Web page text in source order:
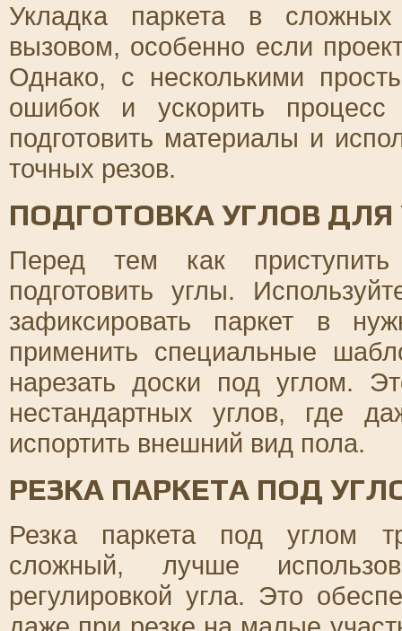
Укладка паркета в
вызовом, особенно если
Однако, с несколькими
ошибок и ускорить
подготовить материалы и
точных резов.
ПОДГОТОВКА УГЛОВ
Перед тем как
подготовить углы.
зафиксировать паркет в
применить специальные
нарезать доски под углом.
нестандартных углов, где
испортить внешний вид пола.
РЕЗКА ПАРКЕТА ПОД
Резка паркета под углом
сложный, лучше
регулировкой угла. Это